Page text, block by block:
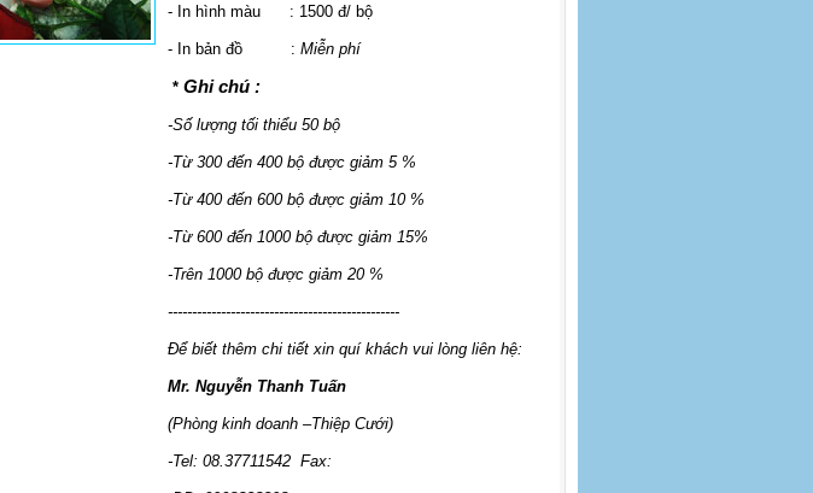
- In hình màu : 1500 đ/ bộ
- In bản đồ : Miễn phí
* Ghi chú :
-Số lượng tối thiểu 50 bộ
-Từ 300 đến 400 bộ được giảm 5 %
-Từ 400 đến 600 bộ được giảm 10 %
-Từ 600 đến 1000 bộ được giảm 15%
-Trên 1000 bộ được giảm 20 %
------------------------------------------------
Để biết thêm chi tiết xin quí khách vui lòng liên hệ:
Mr. Nguyễn Thanh Tuấn
(Phòng kinh doanh –Thiệp Cưới)
-Tel: 08.37711542 Fax: